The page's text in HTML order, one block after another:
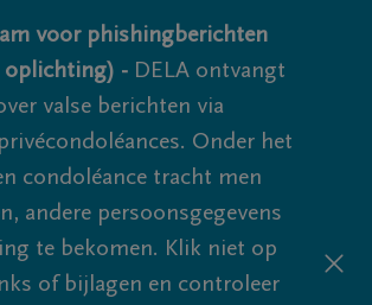
voor phishingberichten
- DELA ontvangt
valse berichten via
Onder het
condoléance tracht men
andere persoonsgegevens
te bekomen. Klik niet op
of bijlagen en controleer